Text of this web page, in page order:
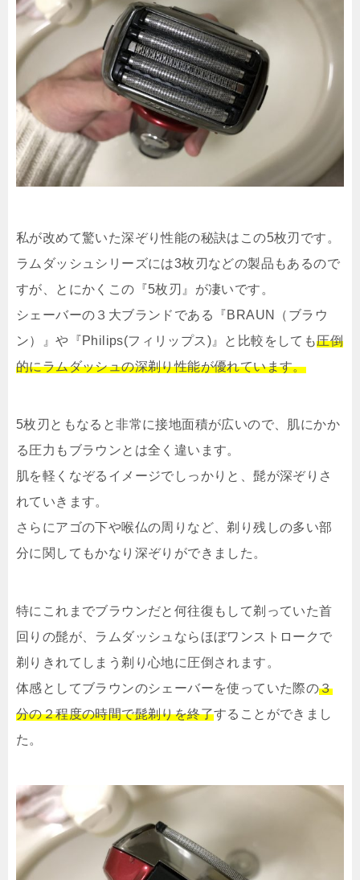
私が改めて驚いた深ぞり性能の秘訣はこの5枚刃です。
ラムダッシュシリーズには3枚刃などの製品もあるので
すが、とにかくこの『5枚刃』が凄いです。
シェーバーの３大ブランドである『BRAUN（ブラウ
ン）』や『Philips(フィリップス)』と比較をしても圧倒
的にラムダッシュの深剃り性能が優れています。
5枚刃ともなると非常に接地面積が広いので、肌にかか
る圧力もブラウンとは全く違います。
肌を軽くなぞるイメージでしっかりと、髭が深ぞりさ
れていきます。
さらにアゴの下や喉仏の周りなど、剃り残しの多い部
分に関してもかなり深ぞりができました。
特にこれまでブラウンだと何往復もして剃っていた首
回りの髭が、ラムダッシュならほぼワンストロークで
剃りきれてしまう剃り心地に圧倒されます。
体感としてブラウンのシェーバーを使っていた際の３
分の２程度の時間で髭剃りを終了することができまし
た。